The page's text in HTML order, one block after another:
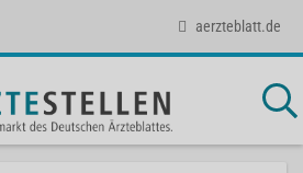
aerzteblatt.de